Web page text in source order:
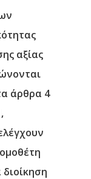
αξίας
άρθρα 4